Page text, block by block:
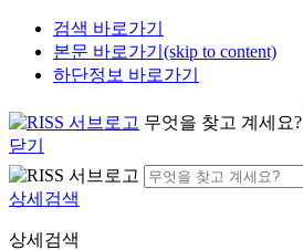
검색 바로가기
본문 바로가기(skip to content)
하단정보 바로가기
무엇을 찾고 계세요?
닫기
상세검색
상세검색